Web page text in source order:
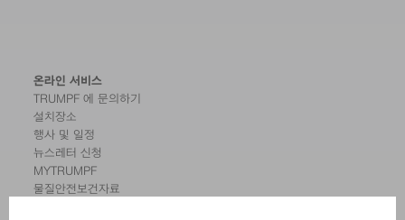
온라인 서비스
TRUMPF 에 문의하기
설치장소
행사 및 일정
뉴스레터 신청
MYTRUMPF
물질안전보건자료